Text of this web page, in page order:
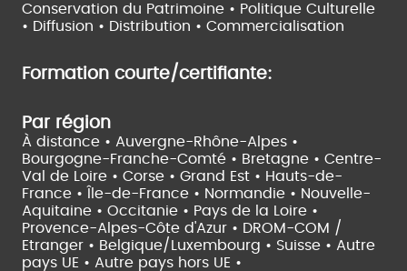
Conservation du Patrimoine • Politique Culturelle
• Diffusion • Distribution • Commercialisation
Formation courte/certifiante:
Par région
À distance • Auvergne-Rhône-Alpes •
Bourgogne-Franche-Comté • Bretagne • Centre-
Val de Loire • Corse • Grand Est • Hauts-de-
France •
Île-de-France • Normandie • Nouvelle-
Aquitaine • Occitanie • Pays de la Loire •
Provence-Alpes-Côte d'Azur • DROM-COM /
Etranger • Belgique/Luxembourg • Suisse • Autre
pays UE • Autre pays hors UE •